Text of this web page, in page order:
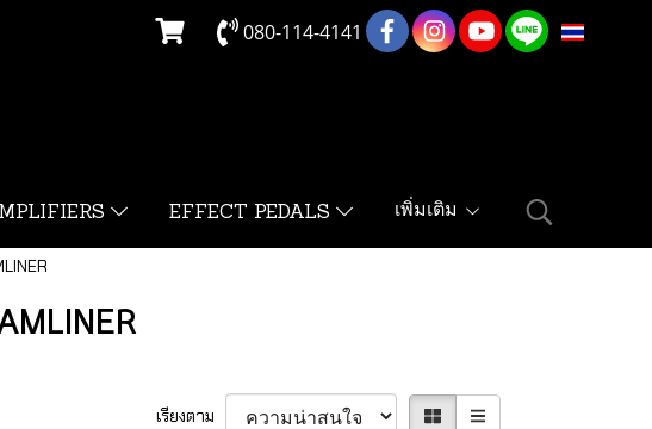
080-114-4141 TH
EFFECT PEDALS เพิ่มเติม
เรียงตาม